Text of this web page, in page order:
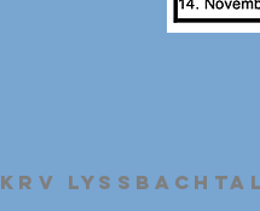
KRV